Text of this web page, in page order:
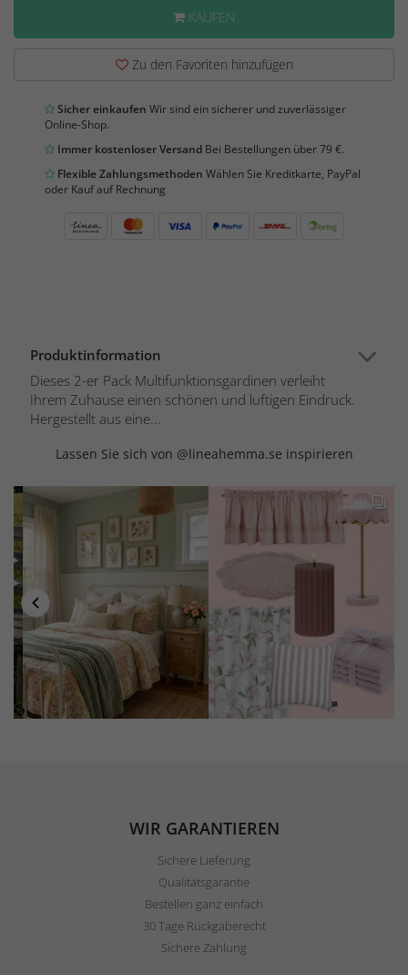
KAUFEN
Zu den Favoriten hinzufügen
Sicher einkaufen Wir sind ein sicherer und zuverlässiger
Online-Shop.
Immer kostenloser Versand Bei Bestellungen über 79 €.
Flexible Zahlungsmethoden Wählen Sie Kreditkarte, PayPal
oder Kauf auf Rechnung
Produktinformation
Dieses 2-er Pack Multifunktionsgardinen verleiht
Ihrem Zuhause einen schönen und luftigen Eindruck.
Hergestellt aus eine...
Lassen Sie sich von @lineahemma.se inspirieren
WIR GARANTIEREN
Sichere Lieferung
Qualitätsgarantie
Bestellen ganz einfach
30 Tage Rückgaberecht
Sichere Zahlung